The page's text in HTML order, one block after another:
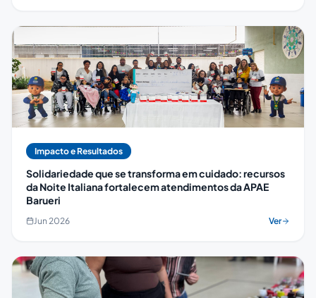
Impacto e Resultados
Solidariedade que se transforma em cuidado: recursos
da Noite Italiana fortalecem atendimentos da APAE
Barueri
Jun 2026 Ver